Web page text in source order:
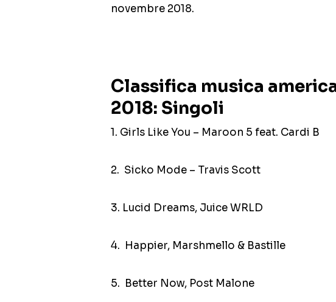
novembre 2018.
Classifica musica
2018: Singoli
1. Girls Like You – Maroon 5 feat. Cardi B
2. Sicko Mode – Travis Scott
3. Lucid Dreams, Juice WRLD
4. Happier, Marshmello & Bastille
5. Better Now, Post Malone